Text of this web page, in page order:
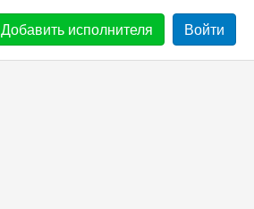
Добавить исполнителя Войти